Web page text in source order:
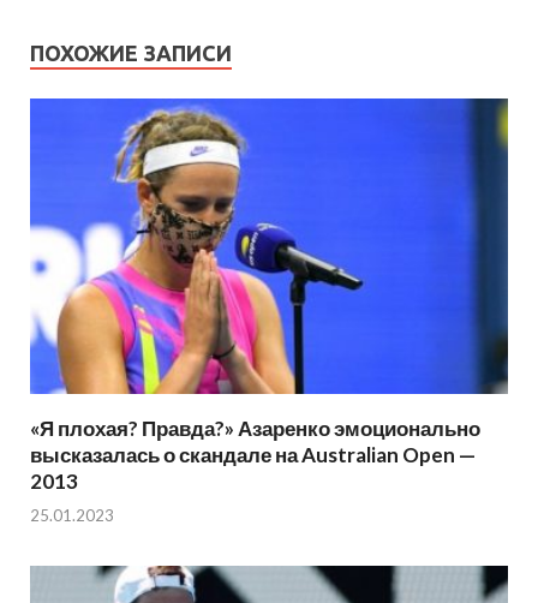
ПОХОЖИЕ ЗАПИСИ
«Я плохая? Правда?» Азаренко эмоционально
высказалась о скандале на Australian Open —
2013
25.01.2023